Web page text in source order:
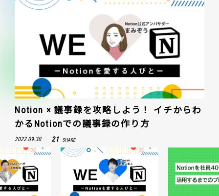
Notion × 議事録を攻略しよう！ イチからわ
かるNotionでの議事録の作り方
2022.09.30 21 SHARE